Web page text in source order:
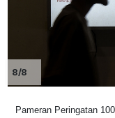
8/8
Pameran Peringatan